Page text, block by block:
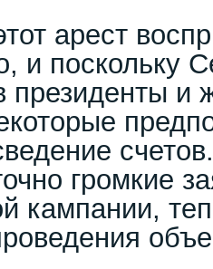
арест
и поскольку
президенты и
громкие
кампании,